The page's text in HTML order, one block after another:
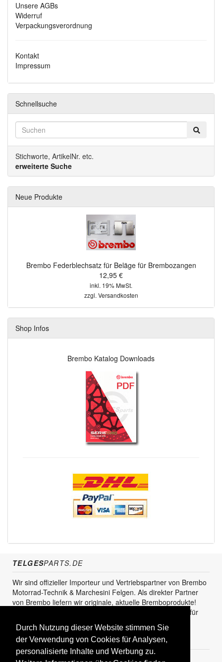
Durch Nutzung dieser Website stimmen Sie
der Verwendung von Cookies für Analysen,
personalisierte Inhalte und Werbung zu.
Unsere AGBs
Widerruf
Verpackungsverordnung
Kontakt
Impressum
Schnellsuche
Stichworte, ArtikelNr. etc.
erweiterte Suche
Neue Produkte
Brembo Federblechsatz für Beläge für Brembozangen
12,95 €
inkl. 19% MwSt.
zzgl. Versandkosten
Shop Infos
Brembo Katalog Downloads
TELGESPARTS.DE
Wir sind offizieller Importeur und Vertriebspartner von Brembo
Motorrad-Technik & Marchesini Felgen. Als direkter Partner
von Brembo liefern wir originale, aktuelle Bremboprodukte!
Unser Service steht sowohl für den Endkunden als auch für
den Einzel- und Grosshandel zur Verfügung.
KUNDENBEREICH
Registrieren